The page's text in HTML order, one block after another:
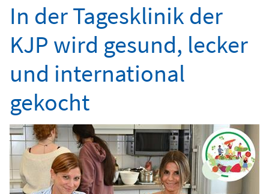
In der Tagesklinik der
KJP wird gesund, lecker
und international
gekocht